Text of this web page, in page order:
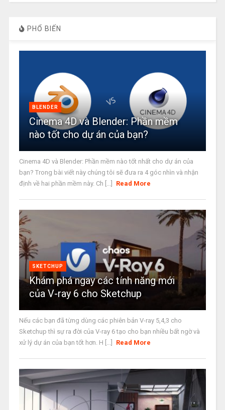
PHỔ BIẾN
BLENDER
Cinema 4D và Blender: Phần mềm
nào tốt cho dự án của bạn?
Cinema 4D và Blender: Phần mềm nào tốt nhất cho dự án của
bạn? Trong bài viết này chúng tôi sẽ đưa ra 4 góc nhìn và nhận
định về hai phần mềm này. Ch [...]
Read More
SKETCHUP
Khám phá ngay các tính năng mới
của V-ray 6 cho Sketchup
Nếu các bạn đã từng dùng các phiên bản V-ray 5,4,3 cho
Sketchup thì sự ra đời của V-ray 6 tạo cho bạn nhiều bất ngờ và
xử lý dự án của bạn tốt hơn. H [...]
Read More